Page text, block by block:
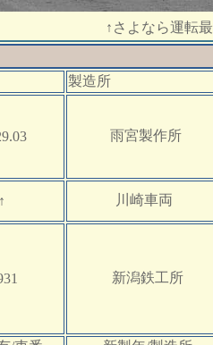
↑さよなら運転
製造所
雨宮製作所
↑ 川崎車両
新潟鉄工所